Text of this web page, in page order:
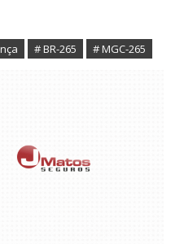
# BR-265 # MGC-265